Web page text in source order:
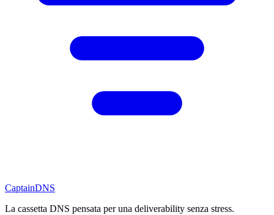
CaptainDNS
La cassetta DNS pensata per una deliverability senza stress.